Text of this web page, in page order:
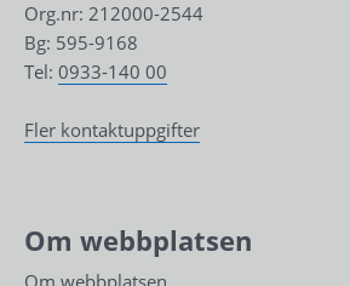
Org.nr: 212000-2544
Bg: 595-9168
Tel: 0933-140 00
Fler kontaktuppgifter
Om webbplatsen